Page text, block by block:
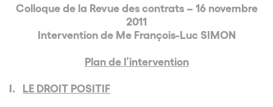
Colloque de la Revue des contrats – 16 novembre
2011
Intervention de Me François-Luc SIMON
Plan de l’intervention
I.
LE DROIT POSITIF